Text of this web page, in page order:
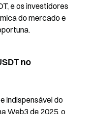
e os investidores
do mercado e
no
indispensável do
Web3 de 2025, o